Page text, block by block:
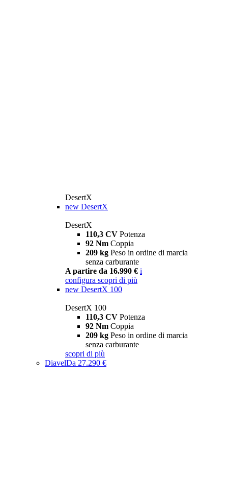
DesertX
new DesertX
DesertX
110,3 CV Potenza
92 Nm Coppia
209 kg Peso in ordine di marcia
senza carburante
A partire da 16.990 € i
configura scopri di più
new DesertX 100
DesertX 100
110,3 CV Potenza
92 Nm Coppia
209 kg Peso in ordine di marcia
senza carburante
scopri di più
DiavelDa 27.290 €